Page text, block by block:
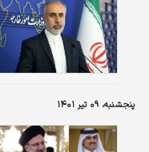
پنجشنبه، ۰۹ تیر ۱۴۰۱